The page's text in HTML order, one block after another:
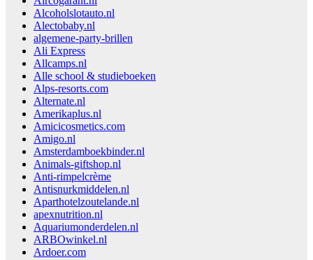
Alcoholslotauto.nl
Alectobaby.nl
algemene-party-brillen
Ali Express
Allcamps.nl
Alle school & studieboeken
Alps-resorts.com
Alternate.nl
Amerikaplus.nl
Amicicosmetics.com
Amigo.nl
Amsterdamboekbinder.nl
Animals-giftshop.nl
Anti-rimpelcrème
Antisnurkmiddelen.nl
Aparthotelzoutelande.nl
apexnutrition.nl
Aquariumonderdelen.nl
ARBOwinkel.nl
Ardoer.com